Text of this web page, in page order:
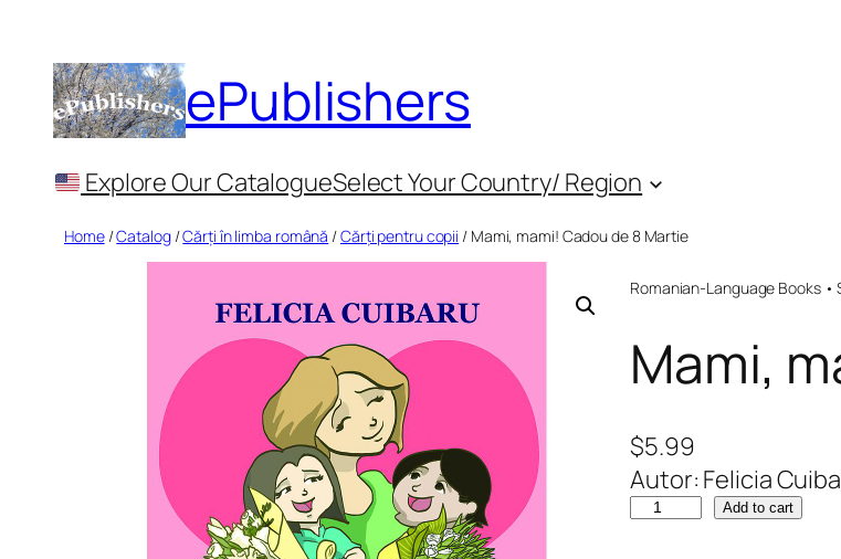
content
ePublishers
Explore Our CatalogueSelect Your Country/ Region
Home/Catalog/Cărți în limba română /Cărți pentru copii / Mami, mami! Cadou de 8 Martie
Romanian-Language Books
Mami,
$5.99
Autor: Felicia
M
Add to cart